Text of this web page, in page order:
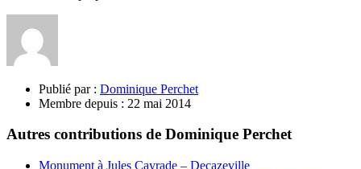
Publié par : Dominique Perchet
Membre depuis : 22 mai 2014
Autres contributions de Dominique Perchet
Monument à Jules Cayrade – Decazeville